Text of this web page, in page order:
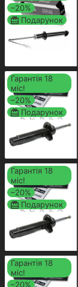
сайті
Наші
–20%
Подарунок
Гарантія 18
міс!
–20%
Подарунок
Гарантія 18
міс!
–20%
Подарунок
Гарантія 18
міс!
–20%